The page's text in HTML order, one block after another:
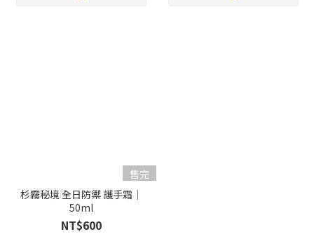
售完
杉霧秘境 全日防禦 護手霜｜
50ml
NT$600